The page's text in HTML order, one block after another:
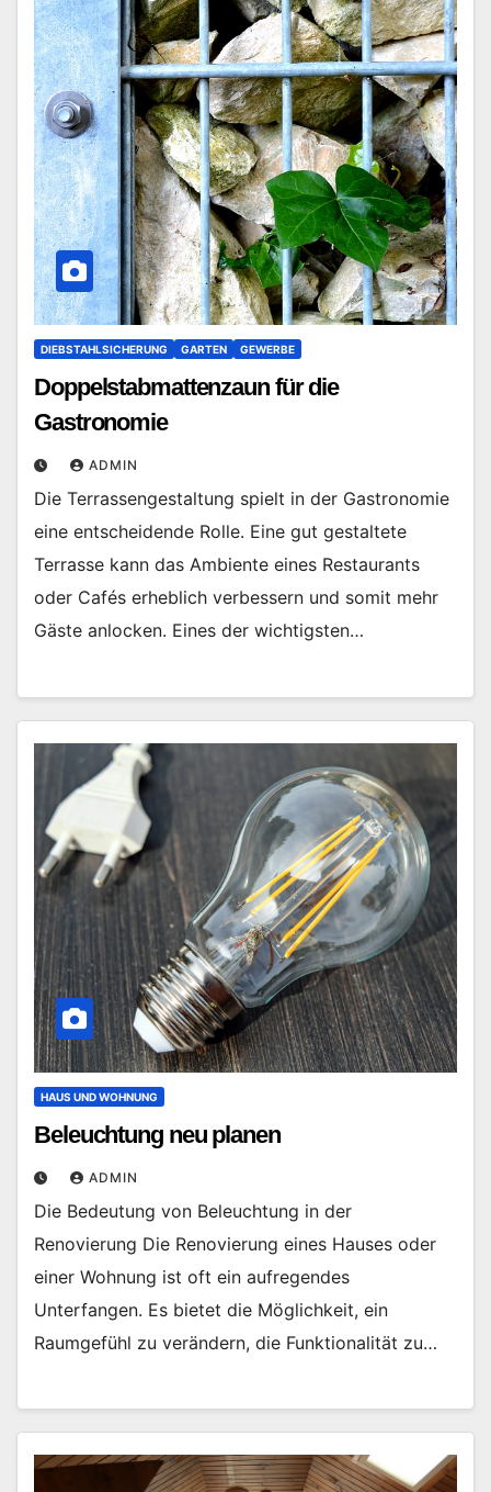
DIEBSTAHLSICHERUNG GARTEN GEWERBE
Doppelstabmattenzaun für die
Gastronomie
ADMIN
Die Terrassengestaltung spielt in der Gastronomie
eine entscheidende Rolle. Eine gut gestaltete
Terrasse kann das Ambiente eines Restaurants
oder Cafés erheblich verbessern und somit mehr
Gäste anlocken. Eines der wichtigsten…
HAUS UND WOHNUNG
Beleuchtung neu planen
ADMIN
Die Bedeutung von Beleuchtung in der
Renovierung Die Renovierung eines Hauses oder
einer Wohnung ist oft ein aufregendes
Unterfangen. Es bietet die Möglichkeit, ein
Raumgefühl zu verändern, die Funktionalität zu…